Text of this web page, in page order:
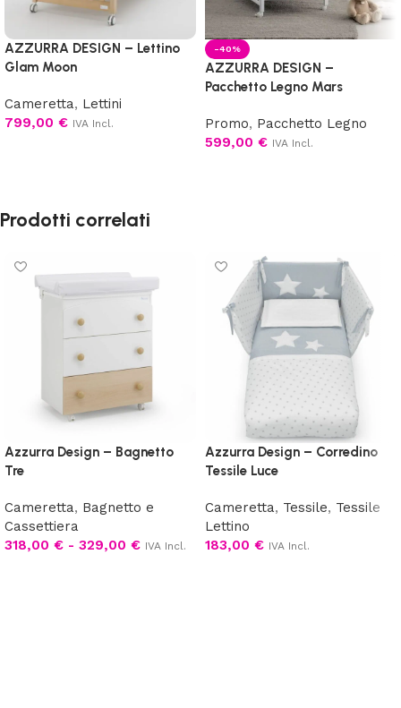
AZZURRA DESIGN – Lettino
Glam Moon
Cameretta, Lettini
799,00 € IVA Incl.
-40%
AZZURRA DESIGN –
Pacchetto Legno Mars
Promo, Pacchetto Legno
599,00 € IVA Incl.
Prodotti correlati
Azzurra Design – Bagnetto
Tre
Cameretta, Bagnetto e
Cassettiera
318,00 € - 329,00 € IVA Incl.
Azzurra Design – Corredino
Tessile Luce
Cameretta, Tessile, Tessile
Lettino
183,00 € IVA Incl.